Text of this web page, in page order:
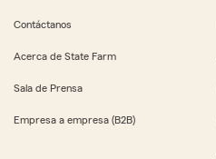
Contáctanos
Acerca de State Farm
Sala de Prensa
Empresa a empresa (B2B)